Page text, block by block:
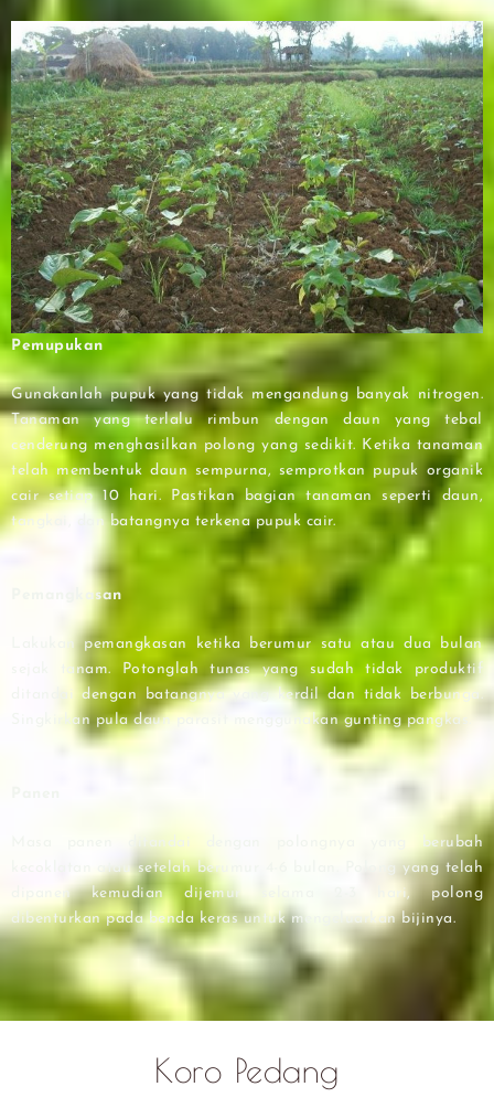
Pemupukan
Gunakanlah pupuk yang tidak mengandung banyak nitrogen.
Tanaman yang terlalu rimbun dengan daun yang tebal
cenderung menghasilkan polong yang sedikit. Ketika tanaman
telah membentuk daun sempurna, semprotkan pupuk organik
cair setiap 10 hari. Pastikan bagian tanaman seperti daun,
tangkai, dan batangnya terkena pupuk cair.
Pemangkasan
Lakukan pemangkasan ketika berumur satu atau dua bulan
sejak tanam. Potonglah tunas yang sudah tidak produktif
ditandai dengan batangnya yang kerdil dan tidak berbunga.
Singkirkan pula daun parasit menggunakan gunting pangkas.
Masa panen ditandai dengan polongnya yang berubah
kecoklatan atau setelah berumur 4-6 bulan. Polong yang telah
dipanen kemudian dijemur selama 2-3 hari, polong
dibenturkan pada benda keras untuk mengeluarkan bijinya.
Koro Pedang